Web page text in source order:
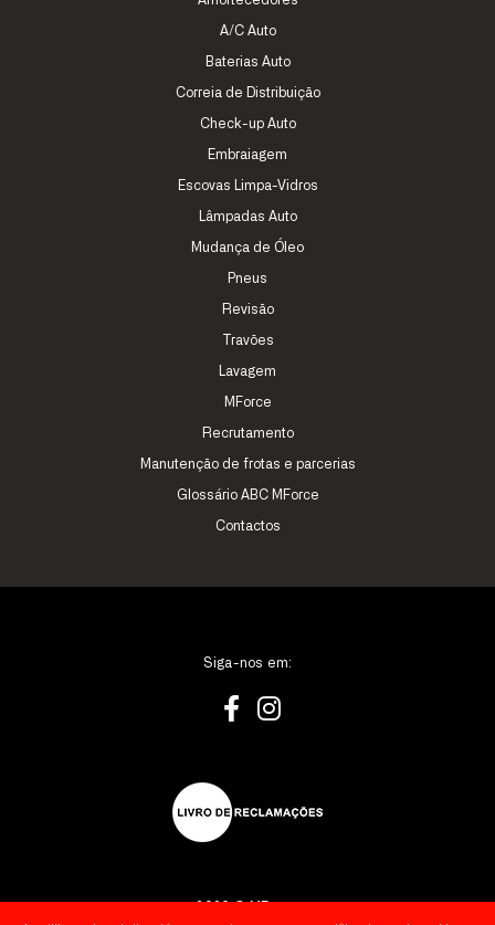
A/C Auto
Baterias Auto
Correia de Distribuição
Check-up Auto
Embraiagem
Escovas Limpa-Vidros
Lâmpadas Auto
Mudança de Óleo
Pneus
Revisão
Travões
Lavagem
MForce
Recrutamento
Manutenção de frotas e parcerias
Glossário ABC MForce
Contactos
Siga-nos em: